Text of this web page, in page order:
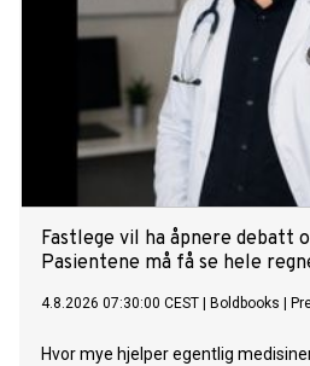
Fastlege vil ha åpnere debatt
Pasientene må få se hele
4.8.2026 07:30:00 CEST Boldbooks
Hvor mye hjelper egentlig